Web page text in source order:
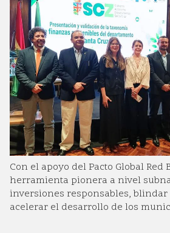
Con el apoyo del Pacto Global Red
herramienta pionera a nivel
inversiones responsables,
acelerar el desarrollo de los